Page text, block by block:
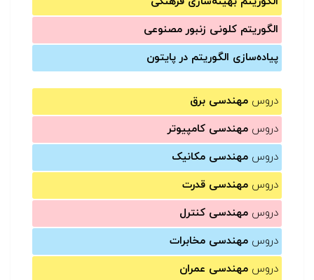
الگوریتم کلونی زنبور مصنوعی
پیاده‌سازی الگوریتم در پایتون
دروس مهندسی برق
دروس مهندسی کامپیوتر
دروس مهندسی مکانیک
دروس مهندسی قدرت
دروس مهندسی کنترل
دروس مهندسی مخابرات
دروس مهندسی عمران